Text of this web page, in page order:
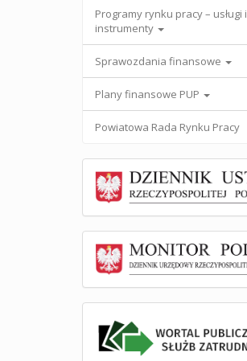
Programy rynku pracy – usługi i
instrumenty
Sprawozdania finansowe
Plany finansowe PUP
Powiatowa Rada Rynku Pracy